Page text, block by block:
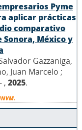
Pyme
aplicar prácticas
comparativo
Sonora, México y
Gazzaniga,
Juan Marcelo ;
, 2025.